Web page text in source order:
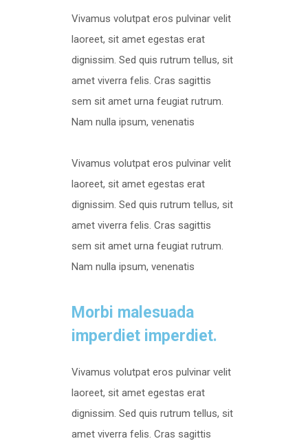
Vivamus volutpat eros pulvinar velit
laoreet, sit amet egestas erat
dignissim. Sed quis rutrum tellus, sit
amet viverra felis. Cras sagittis
sem sit amet urna feugiat rutrum.
Nam nulla ipsum, venenatis
Vivamus volutpat eros pulvinar velit
laoreet, sit amet egestas erat
dignissim. Sed quis rutrum tellus, sit
amet viverra felis. Cras sagittis
sem sit amet urna feugiat rutrum.
Nam nulla ipsum, venenatis
Morbi malesuada
imperdiet imperdiet.
Vivamus volutpat eros pulvinar velit
laoreet, sit amet egestas erat
dignissim. Sed quis rutrum tellus, sit
amet viverra felis. Cras sagittis